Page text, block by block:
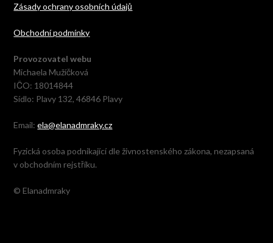
Zásady ochrany osobních údajů
Obchodní podmínky
Provozovatel webu
Michaela Mužíčková
IČO: 18014844
Sídlo: Plavy 132, 46846 Plavy
Email:ela@elanadmraky.cz
Fyzická osoba podnikající dle živnostenského zákona, nezapsaná
v obchodním rejstříku.
© Elanadmraky